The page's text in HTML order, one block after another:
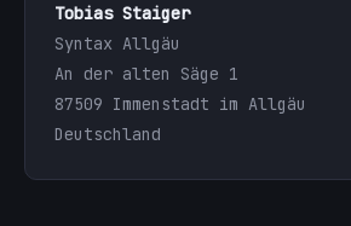
Tobias Staiger
Syntax Allgäu
An der alten Säge 1
87509 Immenstadt im Allgäu
Deutschland